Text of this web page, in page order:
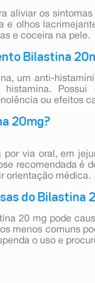
aliviar os
e olhos
e coceira na pele.
Bilastina
um anti-
Possui
ou efeitos
20mg?
por via oral, em
recomendada é
orientação médica.
do Bilastina
20 mg pode
menos comuns
o uso e